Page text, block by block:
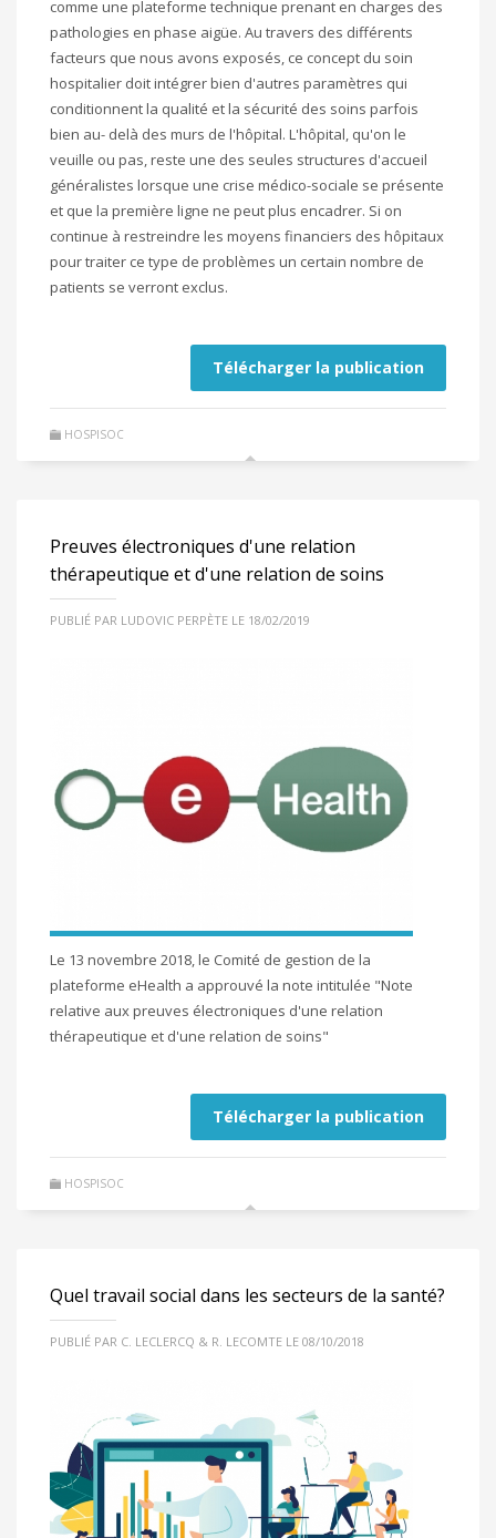
comme une plateforme technique prenant en charges des
pathologies en phase aigüe. Au travers des différents
facteurs que nous avons exposés, ce concept du soin
hospitalier doit intégrer bien d'autres paramètres qui
conditionnent la qualité et la sécurité des soins parfois
bien au- delà des murs de l'hôpital. L'hôpital, qu'on le
veuille ou pas, reste une des seules structures d'accueil
généralistes lorsque une crise médico-sociale se présente
et que la première ligne ne peut plus encadrer. Si on
continue à restreindre les moyens financiers des hôpitaux
pour traiter ce type de problèmes un certain nombre de
patients se verront exclus.
Télécharger la publication
HOSPISOC
Preuves électroniques d'une relation
thérapeutique et d'une relation de soins
PUBLIÉ PAR LUDOVIC PERPÈTE LE 18/02/2019
Le 13 novembre 2018, le Comité de gestion de la
plateforme eHealth a approuvé la note intitulée "Note
relative aux preuves électroniques d'une relation
thérapeutique et d'une relation de soins"
Télécharger la publication
HOSPISOC
Quel travail social dans les secteurs de la santé?
PUBLIÉ PAR C. LECLERCQ & R. LECOMTE LE 08/10/2018